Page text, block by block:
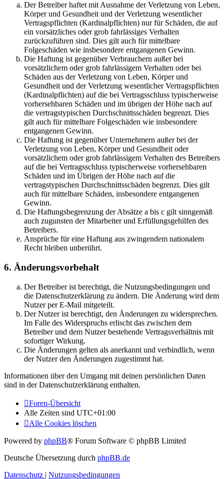
Der Betreiber haftet mit Ausnahme der Verletzung von Leben,
Körper und Gesundheit und der Verletzung wesentlicher
Vertragspflichten (Kardinalpflichten) nur für Schäden, die auf
ein vorsätzliches oder grob fahrlässiges Verhalten
zurückzuführen sind. Dies gilt auch für mittelbare
Folgeschäden wie insbesondere entgangenen Gewinn.
Die Haftung ist gegenüber Verbrauchern außer bei
vorsätzlichem oder grob fahrlässigem Verhalten oder bei
Schäden aus der Verletzung von Leben, Körper und
Gesundheit und der Verletzung wesentlicher Vertragspflichten
(Kardinalpflichten) auf die bei Vertragsschluss typischerweise
vorhersehbaren Schäden und im übrigen der Höhe nach auf
die vertragstypischen Durchschnittsschäden begrenzt. Dies
gilt auch für mittelbare Folgeschäden wie insbesondere
entgangenen Gewinn.
Die Haftung ist gegenüber Unternehmern außer bei der
Verletzung von Leben, Körper und Gesundheit oder
vorsätzlichem oder grob fahrlässigem Verhalten des Betreibers
auf die bei Vertragsschluss typischerweise vorhersehbaren
Schäden und im Übrigen der Höhe nach auf die
vertragstypischen Durchschnittsschäden begrenzt. Dies gilt
auch für mittelbare Schäden, insbesondere entgangenen
Gewinn.
Die Haftungsbegrenzung der Absätze a bis c gilt sinngemäß
auch zugunsten der Mitarbeiter und Erfüllungsgehilfen des
Betreibers.
Ansprüche für eine Haftung aus zwingendem nationalem
Recht bleiben unberührt.
6. Änderungsvorbehalt
Der Betreiber ist berechtigt, die Nutzungsbedingungen und
die Datenschutzerklärung zu ändern. Die Änderung wird dem
Nutzer per E-Mail mitgeteilt.
Der Nutzer ist berechtigt, den Änderungen zu widersprechen.
Im Falle des Widerspruchs erlischt das zwischen dem
Betreiber und dem Nutzer bestehende Vertragsverhältnis mit
sofortiger Wirkung.
Die Änderungen gelten als anerkannt und verbindlich, wenn
der Nutzer den Änderungen zugestimmt hat.
Informationen über den Umgang mit deinen persönlichen Daten
sind in der Datenschutzerklärung enthalten.
Foren-Übersicht
Alle Zeiten sind UTC+01:00
Alle Cookies löschen
Powered by phpBB® Forum Software © phpBB Limited
Deutsche Übersetzung durch phpBB.de
Datenschutz | Nutzungsbedingungen